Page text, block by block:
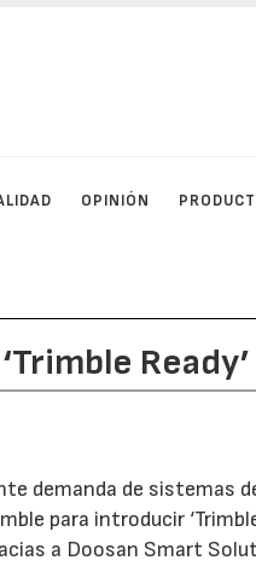
OPINIÓN
demanda de sistemas
para introducir
a Doosan Smart